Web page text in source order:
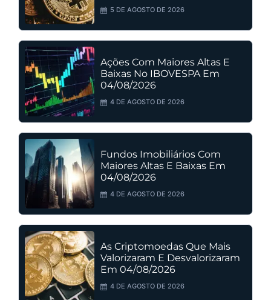
5 DE AGOSTO DE 2026
Ações Com Maiores Altas E
Baixas No IBOVESPA Em
04/08/2026
4 DE AGOSTO DE 2026
Fundos Imobiliários Com
Maiores Altas E Baixas Em
04/08/2026
4 DE AGOSTO DE 2026
As Criptomoedas Que Mais
Valorizaram E Desvalorizaram
Em 04/08/2026
4 DE AGOSTO DE 2026